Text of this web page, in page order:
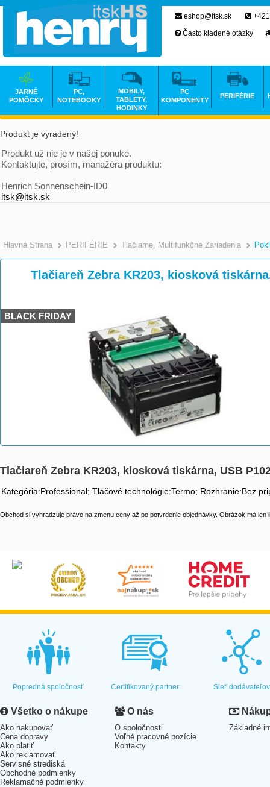
Produkt je vyradený!
Produkt už nie je v našej ponuke.
Kontaktujte, prosím, manažéra produktu:
Henrich Sonnenschein-ID0
itsk@itsk.sk
Hlavná Strana >
PERIFÉRIE >
Tlačiarne, Multifunkčné Zariadenia
Tlačiareň Zebra KR203, kiosková
BLACK FRIDAY
Tlačiareň Zebra KR203, kiosková tiskárna, USB
Kategória:Professional; Tlačové technológie:Termo; Rozhranie:Bez
Obchod si vyhradzuje právo na zmenu ceny až po potvrdenie objednávky. Obrázok má len
eshop@itsk.sk
Často kladené otázky
JARNÉ
POMÔCKY
PC,
NOTEBOOKY
MOBILY,
TABLETY,
HODINKY
PC
KOMPONENTY
PERIFÉRIE
Popredná spoločnosť Certifikovaný partner Sieť dodávateľov
Všetko o nákupe
Ako nakupovať
Cena dopravy
Ako platiť
Ako reklamovať
Servisné strediská
Obchodné podmienky
Reklamačné podmienky
O nás
O spoločnosti
Voľné pracovné pozície
Kontakty
Základné